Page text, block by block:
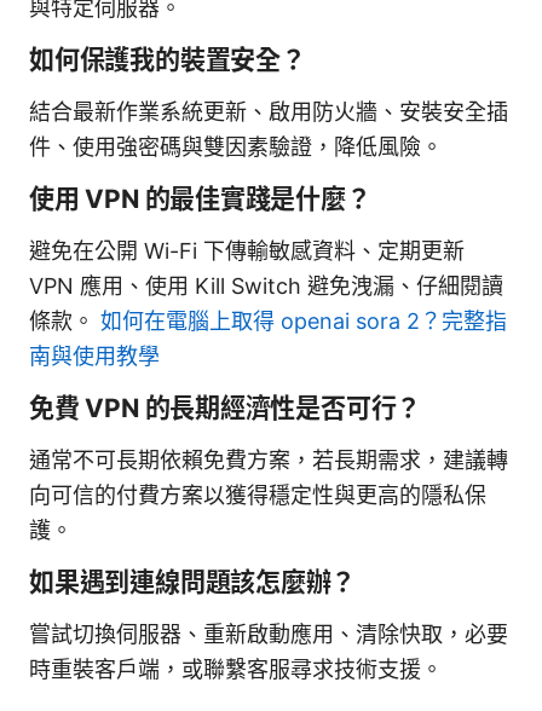
與特定伺服器。
如何保護我的裝置安全？
結合最新作業系統更新、啟用防火牆、安裝安全插
件、使用強密碼與雙因素驗證，降低風險。
使用 VPN 的最佳實踐是什麼？
避免在公開 Wi-Fi 下傳輸敏感資料、定期更新
VPN 應用、使用 Kill Switch 避免洩漏、仔細閱讀
條款。 如何在電腦上取得 openai sora 2？完整指
南與使用教學
免費 VPN 的長期經濟性是否可行？
通常不可長期依賴免費方案，若長期需求，建議轉
向可信的付費方案以獲得穩定性與更高的隱私保
護。
如果遇到連線問題該怎麼辦？
嘗試切換伺服器、重新啟動應用、清除快取，必要
時重裝客戶端，或聯繫客服尋求技術支援。